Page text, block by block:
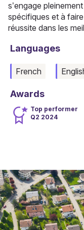
s’engage
spécifiques et à
réussite dans les
Languages
French
Awards
Top performer
Q2 2024